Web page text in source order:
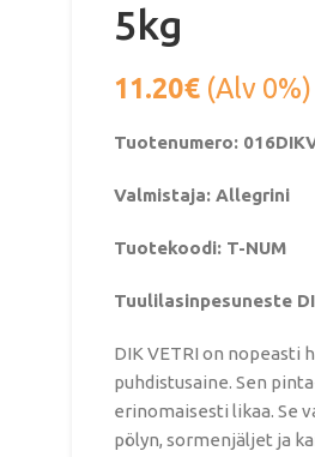
5kg
11.20€(Alv 0%)
Tuotenumero:
Valmistaja: Allegrini
Tuotekoodi: T-NUM
Tuulilasinpesuneste
DIK VETRI on nopeasti
puhdistusaine. Sen
erinomaisesti likaa. Se
pölyn, sormenjäljet ​​ja